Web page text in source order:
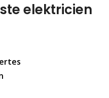
elektricien